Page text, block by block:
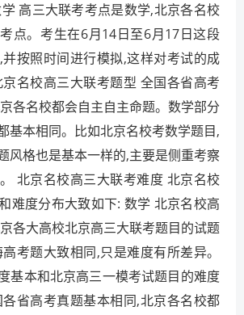
高三大联考考点是数学,北京各名校
点。考生在6月14日至6月17日这段
按照时间进行模拟,这样对考试的成
名校高三大联考题型 全国各省高考
各名校都会自主自主命题。数学部分
基本相同。比如北京名校考数学题目,
风格也是基本一样的,主要是侧重考察
北京名校高三大联考难度 北京名校
难度分布大致如下: 数学 北京名校高
各大高校北京高三大联考题目的试题
考题大致相同,只是难度有所差异。
基本和北京高三一模考试题目的难度
省高考真题基本相同,北京各名校都